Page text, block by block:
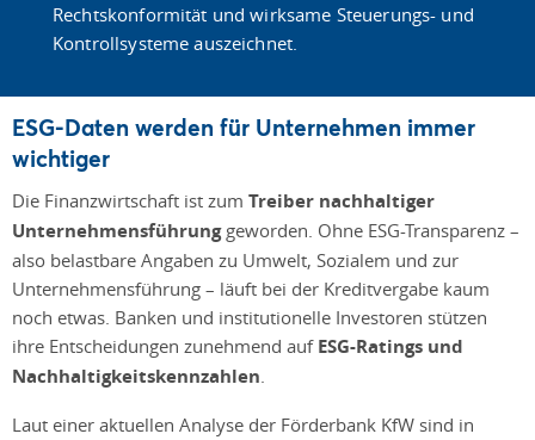
Rechtskonformität und wirksame Steuerungs- und
Kontrollsysteme auszeichnet.
ESG-Daten werden für Unternehmen immer
wichtiger
Die Finanzwirtschaft ist zum Treiber nachhaltiger
Unternehmensführunggeworden. Ohne ESG-Transparenz –
also belastbare Angaben zu Umwelt, Sozialem und zur
Unternehmensführung – läuft bei der Kreditvergabe kaum
noch etwas. Banken und institutionelle Investoren stützen
ihre Entscheidungen zunehmend auf ESG-Ratings und
Nachhaltigkeitskennzahlen.
Laut einer aktuellen Analyse der Förderbank KfW sind in